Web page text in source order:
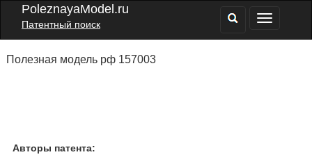
PoleznayaModel.ru
Патентный поиск
Полезная модель рф 157003
Авторы патента: